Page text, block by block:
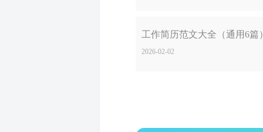
工作简历范文大全（通用6篇
2026-02-02